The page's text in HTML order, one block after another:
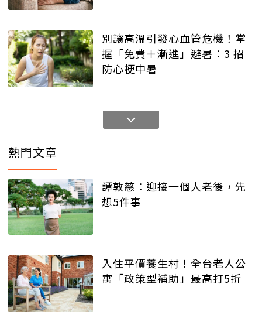
別讓高溫引發心血管危機！掌
握「免費＋漸進」避暑：3 招
防心梗中暑
熱門文章
譚敦慈：迎接一個人老後，先
想5件事
入住平價養生村！全台老人公
寓「政策型補助」最高打5折